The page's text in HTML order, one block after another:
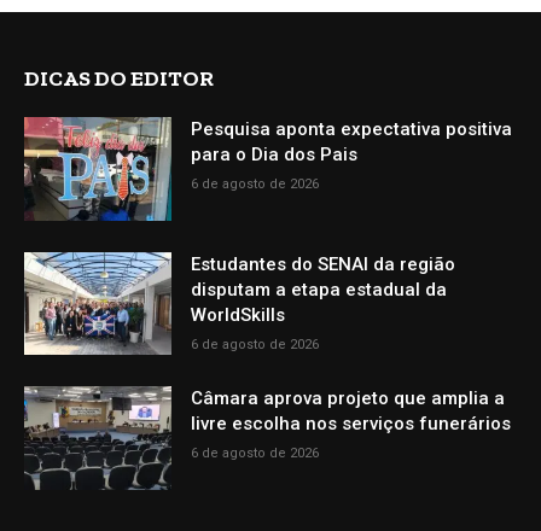
DICAS DO EDITOR
Pesquisa aponta expectativa positiva
para o Dia dos Pais
6 de agosto de 2026
Estudantes do SENAI da região
disputam a etapa estadual da
WorldSkills
6 de agosto de 2026
Câmara aprova projeto que amplia a
livre escolha nos serviços funerários
6 de agosto de 2026